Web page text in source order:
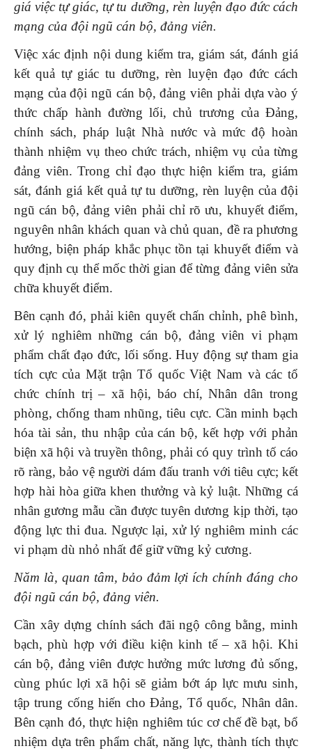
giá việc tự giác, tự tu dưỡng, rèn luyện đạo đức cách
mạng của đội ngũ cán bộ, đảng viên.
Việc xác định nội dung kiểm tra, giám sát, đánh giá
kết quả tự giác tu dưỡng, rèn luyện đạo đức cách
mạng của đội ngũ cán bộ, đảng viên phải dựa vào ý
thức chấp hành đường lối, chủ trương của Đảng,
chính sách, pháp luật Nhà nước và mức độ hoàn
thành nhiệm vụ theo chức trách, nhiệm vụ của từng
đảng viên. Trong chỉ đạo thực hiện kiểm tra, giám
sát, đánh giá kết quả tự tu dưỡng, rèn luyện của đội
ngũ cán bộ, đảng viên phải chỉ rõ ưu, khuyết điểm,
nguyên nhân khách quan và chủ quan, đề ra phương
hướng, biện pháp khắc phục tồn tại khuyết điểm và
quy định cụ thể mốc thời gian để từng đảng viên sửa
chữa khuyết điểm.
Bên cạnh đó, phải kiên quyết chấn chỉnh, phê bình,
xử lý nghiêm những cán bộ, đảng viên vi phạm
phẩm chất đạo đức, lối sống. Huy động sự tham gia
tích cực của Mặt trận Tổ quốc Việt Nam và các tổ
chức chính trị – xã hội, báo chí, Nhân dân trong
phòng, chống tham nhũng, tiêu cực. Cần minh bạch
hóa tài sản, thu nhập của cán bộ, kết hợp với phản
biện xã hội và truyền thông, phải có quy trình tố cáo
rõ ràng, bảo vệ người dám đấu tranh với tiêu cực; kết
hợp hài hòa giữa khen thưởng và kỷ luật. Những cá
nhân gương mẫu cần được tuyên dương kịp thời, tạo
động lực thi đua. Ngược lại, xử lý nghiêm minh các
vi phạm dù nhỏ nhất để giữ vững kỷ cương.
Năm là, quan tâm, bảo đảm lợi ích chính đáng cho
đội ngũ cán bộ, đảng viên.
Cần xây dựng chính sách đãi ngộ công bằng, minh
bạch, phù hợp với điều kiện kinh tế – xã hội. Khi
cán bộ, đảng viên được hưởng mức lương đủ sống,
cùng phúc lợi xã hội sẽ giảm bớt áp lực mưu sinh,
tập trung cống hiến cho Đảng, Tổ quốc, Nhân dân.
Bên cạnh đó, thực hiện nghiêm túc cơ chế đề bạt, bổ
nhiệm dựa trên phẩm chất, năng lực, thành tích thực